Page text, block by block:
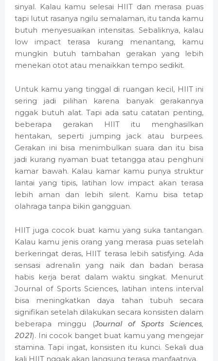
sinyal. Kalau kamu selesai HIIT dan merasa puas
tapi lutut rasanya ngilu semalaman, itu tanda kamu
butuh menyesuaikan intensitas. Sebaliknya, kalau
low impact terasa kurang menantang, kamu
mungkin butuh tambahan gerakan yang lebih
menekan otot atau menaikkan tempo sedikit.
Untuk kamu yang tinggal di ruangan kecil, HIIT ini
sering jadi pilihan karena banyak gerakannya
nggak butuh alat. Tapi ada satu catatan penting,
beberapa gerakan HIIT itu menghasilkan
hentakan, seperti jumping jack atau burpees.
Gerakan ini bisa menimbulkan suara dan itu bisa
jadi kurang nyaman buat tetangga atau penghuni
kamar bawah. Kalau kamar kamu punya struktur
lantai yang tipis, latihan low impact akan terasa
lebih aman dan lebih silent. Kamu bisa tetap
olahraga tanpa bikin gangguan.
HIIT juga cocok buat kamu yang suka tantangan.
Kalau kamu jenis orang yang merasa puas setelah
berkeringat deras, HIIT terasa lebih satisfying. Ada
sensasi adrenalin yang naik dan badan berasa
habis kerja berat dalam waktu singkat. Menurut
Journal of Sports Sciences, latihan intens interval
bisa meningkatkan daya tahan tubuh secara
signifikan setelah dilakukan secara konsisten dalam
beberapa minggu (Journal of Sports Sciences,
2021). Ini cocok banget buat kamu yang mengejar
stamina. Tapi ingat, konsisten itu kunci. Sekali dua
kali HIIT nggak akan langsung terasa manfaatnya.